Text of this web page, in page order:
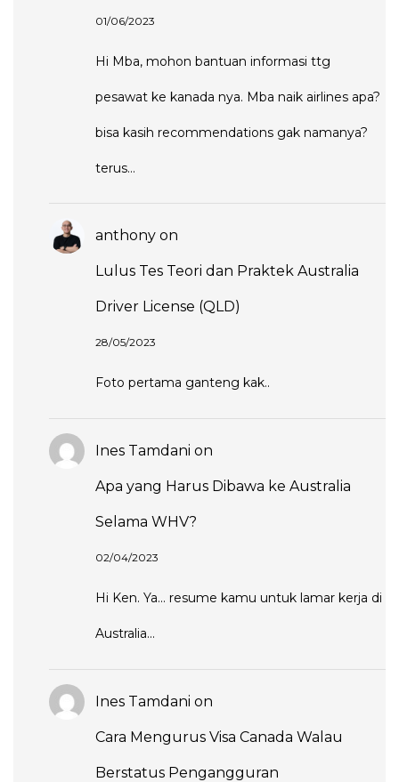
01/06/2023
Hi Mba, mohon bantuan informasi ttg
pesawat ke kanada nya. Mba naik airlines apa?
bisa kasih recommendations gak namanya?
terus…
anthony on
Lulus Tes Teori dan Praktek Australia
Driver License (QLD)
28/05/2023
Foto pertama ganteng kak..
Ines Tamdani on
Apa yang Harus Dibawa ke Australia
Selama WHV?
02/04/2023
Hi Ken. Ya... resume kamu untuk lamar kerja di
Australia...
Ines Tamdani on
Cara Mengurus Visa Canada Walau
Berstatus Pengangguran